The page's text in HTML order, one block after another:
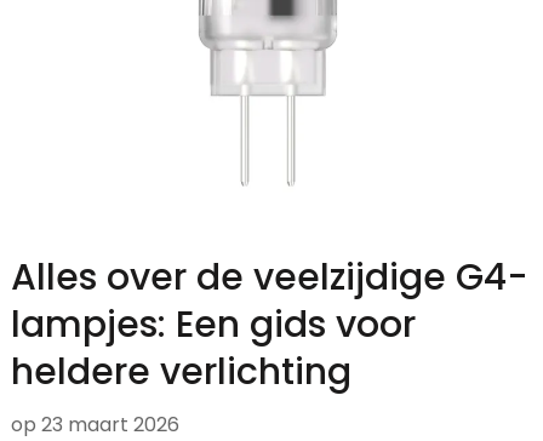
Alles over de veelzijdige G4-
lampjes: Een gids voor
heldere verlichting
op 23 maart 2026